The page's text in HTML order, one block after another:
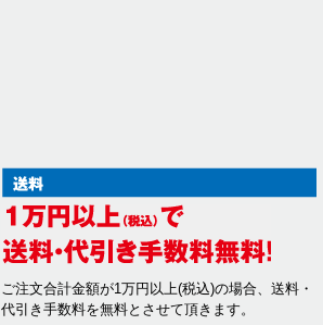
(a) 当サイトのシステムの保守を定期的
(b) 火災、停電等により当サイトの提供
(c) 地震、噴火、洪水、津波等の天災に
(d) 戦争、動乱、暴動、騒乱、労働争議
(e) その他、運用上或は技術上当社が当
2. 当社は、前項各号の場合以外の事由に
ご注文合計金額が1万円以上(税込)の場合、送料・
代引き手数料を無料とさせて頂きます。